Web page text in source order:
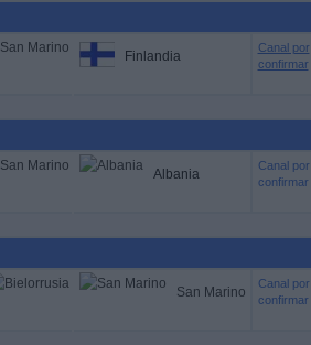
Finlandia
Canal por
confirmar
Albania
Canal por
confirmar
San Marino
Canal por
confirmar